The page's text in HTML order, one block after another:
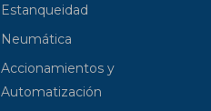
Estanqueidad
Neumática
Accionamientos y
Automatización